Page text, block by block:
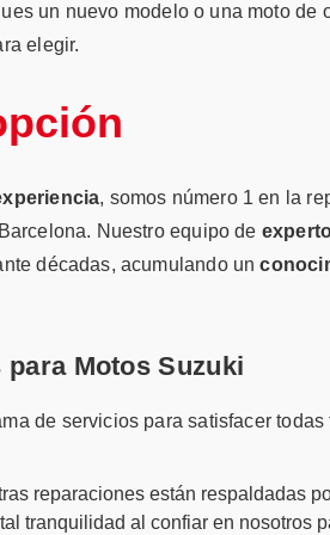
un nuevo modelo o una moto de
elegir.
, somos número 1 en la
Nuestro equipo de
décadas, acumulando un
Motos Suzuki
de servicios para satisfacer
reparaciones están respaldadas
tranquilidad al confiar en nosotros